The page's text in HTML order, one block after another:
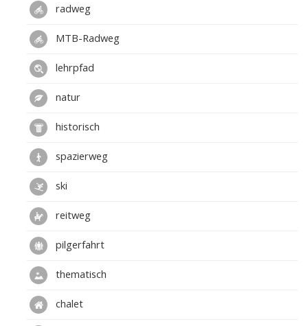
radweg
MTB-Radweg
lehrpfad
natur
historisch
spazierweg
ski
reitweg
pilgerfahrt
thematisch
chalet